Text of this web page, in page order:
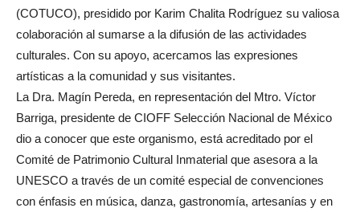
(COTUCO), presidido por Karim Chalita Rodríguez su valiosa
colaboración al sumarse a la difusión de las actividades
culturales. Con su apoyo, acercamos las expresiones
artísticas a la comunidad y sus visitantes.
La Dra. Magín Pereda, en representación del Mtro. Víctor
Barriga, presidente de CIOFF Selección Nacional de México
dio a conocer que este organismo, está acreditado por el
Comité de Patrimonio Cultural Inmaterial que asesora a la
UNESCO a través de un comité especial de convenciones
con énfasis en música, danza, gastronomía, artesanías y en